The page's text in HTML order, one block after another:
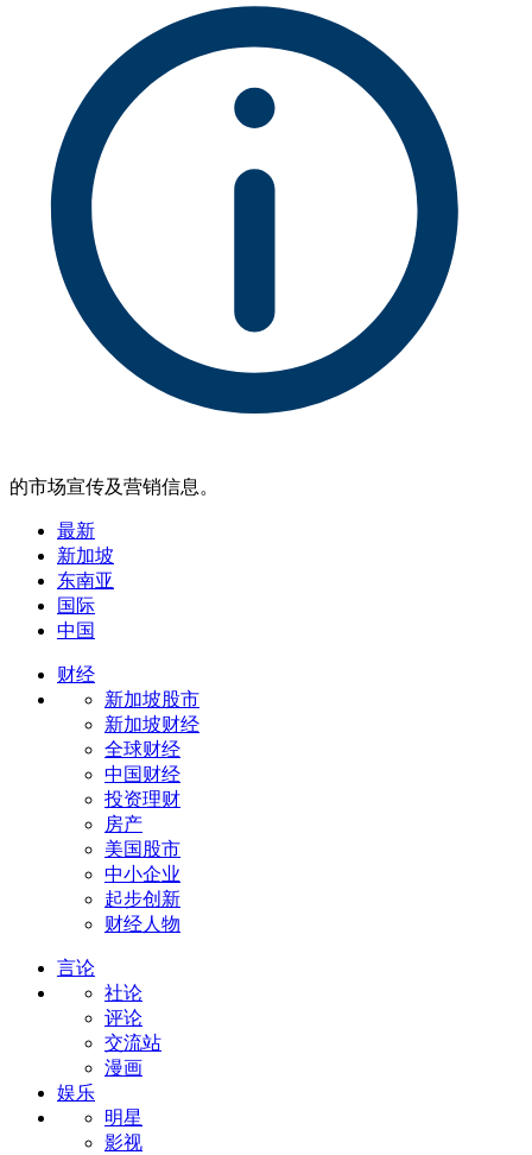
的市场宣传及营销信息。
最新
新加坡
东南亚
国际
中国
财经
新加坡股市
新加坡财经
全球财经
中国财经
投资理财
房产
美国股市
中小企业
起步创新
财经人物
言论
社论
评论
交流站
漫画
娱乐
明星
影视